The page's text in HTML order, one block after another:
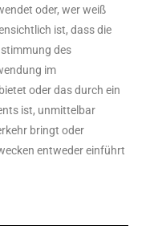
oder, wer weiß
ist, dass die
des
im
oder das durch ein
ist, unmittelbar
bringt oder
entweder einführt